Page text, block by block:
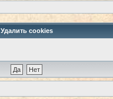
Удалить cookies